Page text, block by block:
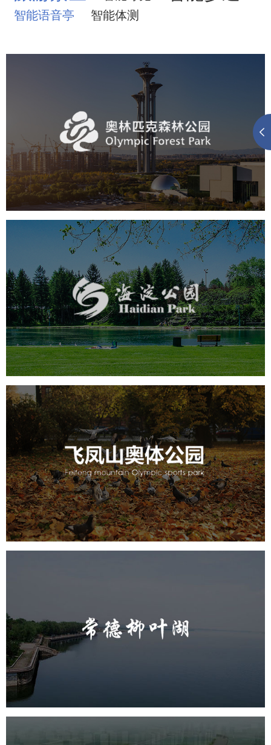
智能语音亭 智能体测
奥体森林公园
旅游休闲 公园 AI人工智能
智慧公园
智慧体育公园
智能步道 智能大数据平台
海淀公园
旅游休闲 公园 AI人工智能 智慧公园
智能步道
智能大数据平台
AR太极 智能语音亭
飞凤山奥体公园
旅游休闲 公园 AI人工智能
智慧公园
智慧体育公园
智能步道 智能大数据平台
AR太极
智能体测
旅游休闲